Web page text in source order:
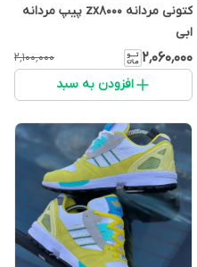
کتونی مردانه zx8000 پیپ مردانه
ابی
۲٬۰۶۰٬۰۰۰ ۲٬۱۰۰٬۰۰۰
افزودن به سبد